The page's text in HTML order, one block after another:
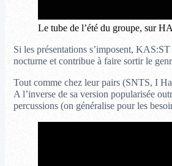
Le tube de l’été du groupe, sur
Si les présentations s’imposent,
nocturne et contribue à faire sortir le
Tout comme chez leur pairs (SNTS, I
A l’inverse de sa version popularisée
percussions (on généralise pour les